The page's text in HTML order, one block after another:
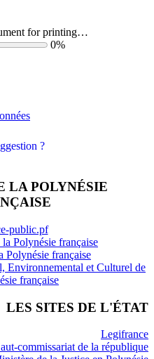
for printing…
0%
?
LA POLYNÉSIE
public.pf
Polynésie française
Polynésie française
Environnemental et Culturel de
française
LES SITES DE L'ÉTAT
Legifrance
commissariat de la république